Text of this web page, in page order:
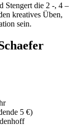
Stengert die 2 -, 4 –
kreatives Üben,
sein.
5 €)